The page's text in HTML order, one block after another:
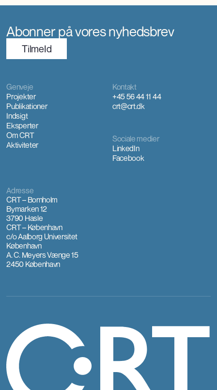
Abonner på vores nyhedsbrev
TilmeId
Kontakt
+45 56 44 11 44
crt@crt.dk
Genveje
Projekter
Publikationer
Indsigt
Eksperter
Om CRT
Aktiviteter
Sociale medier
LinkedIn
Facebook
Adresse
CRT – Bornholm
Bymarken 12
3790 Hasle
CRT – København
c/o Aalborg Universitet
København
A. C. Meyers Vænge 15
2450 København